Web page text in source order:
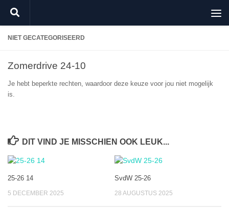
Doorgaan naar inhoud
NIET GECATEGORISEERD
Zomerdrive 24-10
Je hebt beperkte rechten, waardoor deze keuze voor jou niet mogelijk
is.
DIT VIND JE MISSCHIEN OOK LEUK...
25-26 14
5 DECEMBER 2025
SvdW 25-26
28 AUGUSTUS 2025